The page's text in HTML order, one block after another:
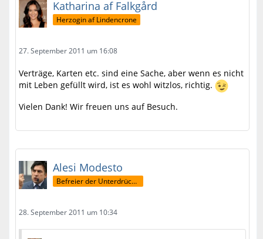
Katharina af Falkgård
Herzogin af Lindencrone
27. September 2011 um 16:08
Verträge, Karten etc. sind eine Sache, aber wenn es nicht
mit Leben gefüllt wird, ist es wohl witzlos, richtig.
Vielen Dank! Wir freuen uns auf Besuch.
Alesi Modesto
Befreier der Unterdrückten
28. September 2011 um 10:34